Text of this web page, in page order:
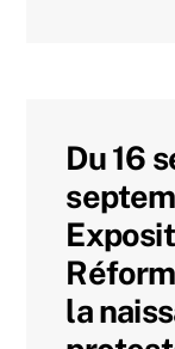
Du 16
la